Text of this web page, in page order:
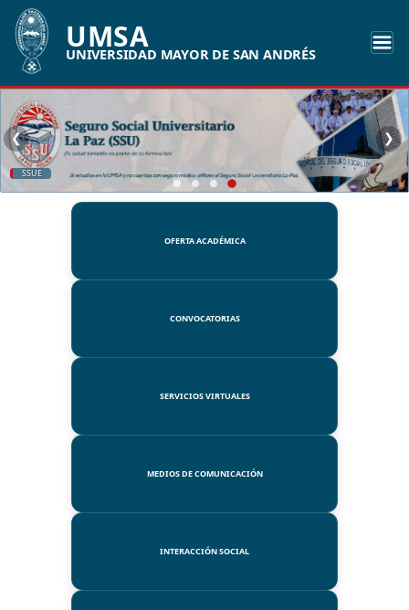
UMSA
UNIVERSIDAD MAYOR DE SAN ANDRÉS
SSUE
❮ ❯
OFERTA ACADÉMICA
CONVOCATORIAS
SERVICIOS VIRTUALES
MEDIOS DE COMUNICACIÓN
INTERACCIÓN SOCIAL